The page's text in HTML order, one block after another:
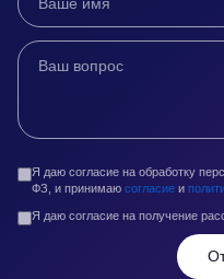
Я даю согласие на обработку
ФЗ, и принимаю согласие и
Я даю согласие на получение